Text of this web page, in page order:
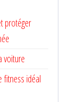
protéger
voiture
fitness idéal